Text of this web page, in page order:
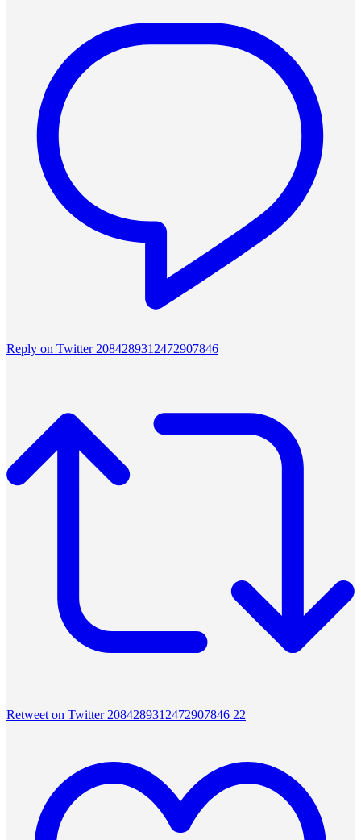
Reply on Twitter 2084289312472907846
Retweet on Twitter 2084289312472907846 22